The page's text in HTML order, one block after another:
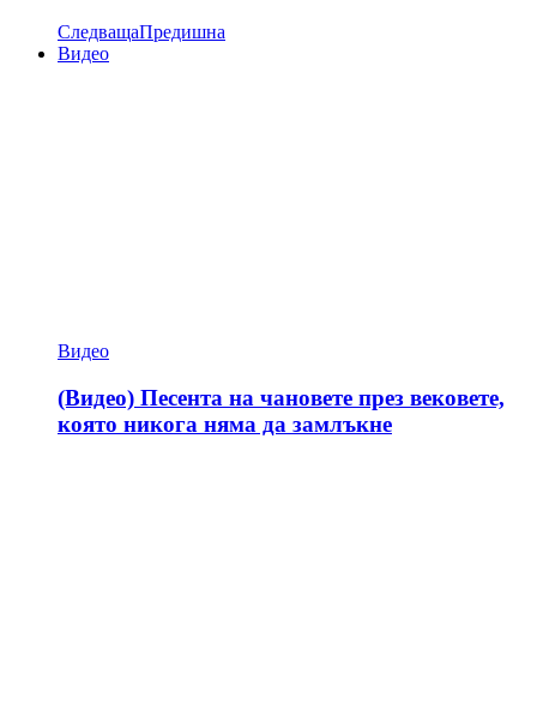
СледващаПредишна
Видео
Видео
(Видео) Песента на чановете през вековете,
която никога няма да замлъкне